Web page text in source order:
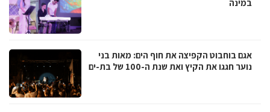
במינה
אגם בוחבוט הקפיצה את חוף הים: מאות בני
נוער חגגו את הקיץ ואת שנת ה-100 של בת-ים